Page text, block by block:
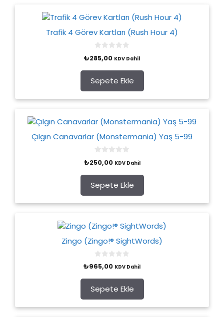
Trafik 4 Görev Kartları (Rush Hour 4)
o
t
o
f
5
₺285,00 KDV Dahil
Sepete Ekle
Çılgın Canavarlar (Monstermania) Yaş 5-99
o
t
o
f
5
₺250,00 KDV Dahil
Sepete Ekle
Zingo (Zingo!® SightWords)
0
o
t
o
f
5
₺965,00 KDV Dahil
Sepete Ekle